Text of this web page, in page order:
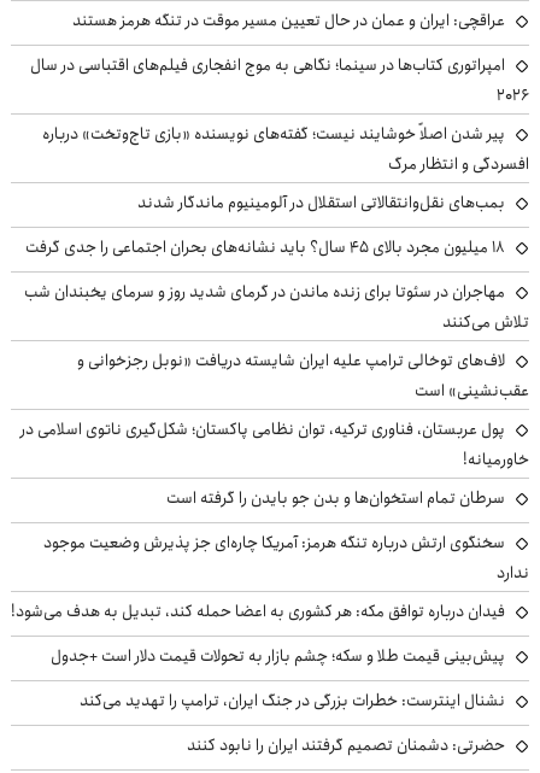
عراقچی: ایران و عمان در حال تعیین مسیر موقت در تنگه هرمز هستند
امپراتوری کتاب‌ها در سینما؛ نگاهی به موج انفجاری فیلم‌های اقتباسی در سال
۲۰۲۶
پیر شدن اصلاً خوشایند نیست؛ گفته‌های نویسنده «بازی تاج‌وتخت» درباره
افسردگی و انتظار مرگ
بمب‌های نقل‌وانتقالاتی استقلال در آلومینیوم ماندگار شدند
۱۸ میلیون مجرد بالای ۴۵ سال؟ باید نشانه‌های بحران اجتماعی را جدی گرفت
مهاجران در سئوتا برای زنده ماندن در گرمای شدید روز و سرمای یخبندان شب
تلاش می‌کنند
لاف‌های توخالی ترامپ علیه ایران شایسته دریافت «نوبل رجزخوانی و
عقب‌نشینی» است
پول عربستان، فناوری ترکیه، توان نظامی پاکستان؛ شکل‌گیری ناتوی اسلامی در
خاورمیانه!
سرطان تمام استخوان‌ها و بدن جو بایدن را گرفته است
سخنگوی ارتش درباره تنگه هرمز: آمریکا چاره‌ای جز پذیرش وضعیت موجود
ندارد
فیدان درباره توافق مکه: هر کشوری به اعضا حمله کند، تبدیل به هدف می‌شود!
پیش‌بینی قیمت طلا و سکه؛ چشم بازار به تحولات قیمت دلار است +جدول
نشنال اینترست: خطرات بزرگی در جنگ ایران، ترامپ را تهدید می‌کند
حضرتی: دشمنان تصمیم گرفتند ایران را نابود کنند